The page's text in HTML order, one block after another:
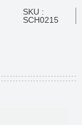
SKU :
SCH0215